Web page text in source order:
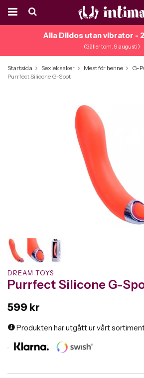
Alla Dildos utan vibrator -
(Gäller tom. 9 augusti)
Startsida Sexleksaker Mest för henne
G-
Purrfect Silicone G-Spot
DREAM TOYS
Purrfect Silicone G-
599 kr
Produkten har utgått ur vårt